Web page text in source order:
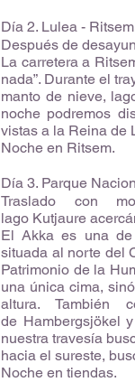
Día 2. Lulea -
Después de
La carretera a
nada”. Durante el
manto de nieve,
noche podremos
vistas a la Reina de
Noche en Ritsem.
Día 3. Parque
Traslado con
lago Kutjaure
El Akka es una
situada al norte del
Patrimonio de la
una única cima,
altura. También
de Hambergsjökel
nuestra travesía
hacia el sureste,
Noche en tiendas.